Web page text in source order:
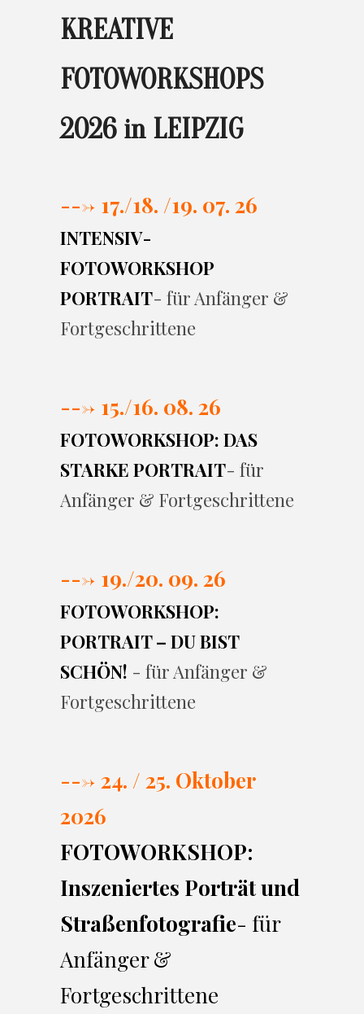
KREATIVE
FOTOWORKSHOPS
2026 in LEIPZIG
---> 17./18. /19. 07. 26
INTENSIV-
FOTOWORKSHOP
PORTRAIT- für Anfänger &
Fortgeschrittene
---> 15./16. 08. 26
FOTOWORKSHOP: DAS
STARKE PORTRAIT- für
Anfänger & Fortgeschrittene
---> 19./20. 09. 26
FOTOWORKSHOP:
PORTRAIT – DU BIST
SCHÖN! - für Anfänger &
Fortgeschrittene
---> 24. / 25. Oktober
2026
FOTOWORKSHOP:
Inszeniertes Porträt und
Straßenfotografie- für
Anfänger &
Fortgeschrittene